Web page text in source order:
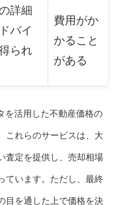
詳細
バイ
られ
費用がか
かること
がある
を活用した不動産価格の
これらのサービスは、大
査定を提供し、売却相場
ています。ただし、最終
目を通した上で価格を決